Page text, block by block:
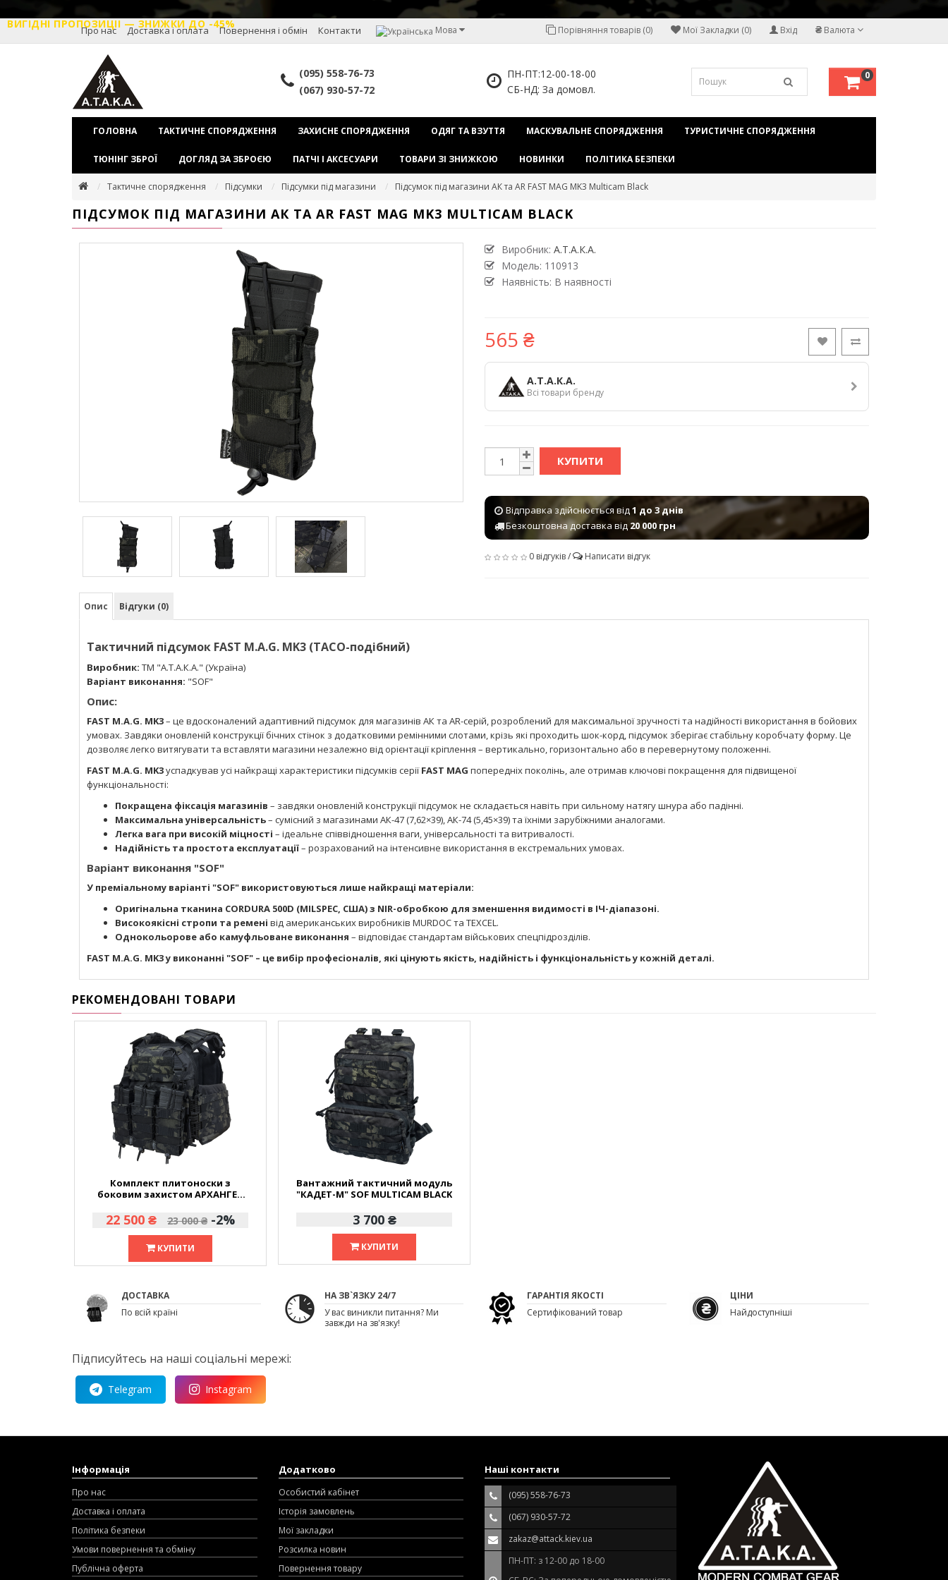
ВИГІДНІ ПРОПОЗИЦІІ — ЗНИЖКИ ДО -45%
Про нас Доставка і оплата Повернення і обмін Контакти ₴ Валюта
Мова Вхід
Мої Закладки (0)
Порівняння товарів (0)
(095) 558-76-73
(067) 930-57-72
ПН-ПТ:12-00-18-00
СБ-НД: За домовл.
0
ГОЛОВНА ТАКТИЧНЕ СПОРЯДЖЕННЯ ЗАХИСНЕ СПОРЯДЖЕННЯ ОДЯГ ТА ВЗУТТЯ МАСКУВАЛЬНЕ СПОРЯДЖЕННЯ ТУРИСТИЧНЕ СПОРЯДЖЕННЯ
ТЮНІНГ ЗБРОЇ ДОГЛЯД ЗА ЗБРОЄЮ ПАТЧІ І АКСЕСУАРИ ТОВАРИ ЗІ ЗНИЖКОЮ НОВИНКИ ПОЛІТИКА БЕЗПЕКИ
Тактичне спорядження Підсумки Підсумки під магазини Підсумок під магазини АК та AR FAST MAG MK3 Multicam Black
ПІДСУМОК ПІД МАГАЗИНИ АК ТА AR FAST MAG MK3 MULTICAM BLACK
Виробник: А.Т.А.К.А.
Модель: 110913
Наявність: В наявності
565 ₴
А.Т.А.К.А.
Всі товари бренду
КУПИТИ
Відправка здійснюється від1 до 3 днів
Безкоштовна доставка від 20 000 грн
0 відгуків/ Написати відгук
Опис Відгуки (0)
Тактичний підсумок FAST M.A.G. MK3 (TACO-подібний)
Виробник: ТМ "А.Т.А.К.А." (Україна)
Варіант виконання: "SOF"
Опис:
FAST M.A.G. MK3– це вдосконалений адаптивний підсумок для магазинів АК та AR-серій, розроблений для максимальної зручності та надійності використання в бойових
умовах. Завдяки оновленій конструкції бічних стінок з додатковими ремінними слотами, крізь які проходить шок-корд, підсумок зберігає стабільну коробчату форму. Це
дозволяє легко витягувати та вставляти магазини незалежно від орієнтації кріплення – вертикально, горизонтально або в перевернутому положенні.
FAST M.A.G. MK3успадкував усі найкращі характеристики підсумків серіїFAST MAG попередніх поколінь, але отримав ключові покращення для підвищеної
функціональності:
Покращена фіксація магазинів – завдяки оновленій конструкції підсумок не складається навіть при сильному натягу шнура або падінні.
Максимальна універсальність– сумісний з магазинами АК-47 (7,62×39), АК-74 (5,45×39) та їхніми зарубіжними аналогами.
Легка вага при високій міцності – ідеальне співвідношення ваги, універсальності та витривалості.
Надійність та простота експлуатації– розрахований на інтенсивне використання в екстремальних умовах.
Варіант виконання "SOF"
У преміальному варіанті "SOF" використовуються лише найкращі матеріали:
Оригінальна тканина CORDURA 500D (MILSPEC, США) з NIR-обробкою для зменшення видимості в ІЧ-діапазоні.
Високоякісні стропи та ремені від американських виробників MURDOC та TEXCEL.
Однокольорове або камуфльоване виконання – відповідає стандартам військових спецпідрозділів.
FAST M.A.G. MK3 у виконанні "SOF" – це вибір професіоналів, які цінують якість, надійність і функціональність у кожній деталі.
РЕКОМЕНДОВАНІ ТОВАРИ
Комплект плитоноски з
боковим захистом АРХАНГЕЛ
22 500 ₴ 23 000 ₴ -2%
КУПИТИ
Вантажний тактичний модуль
"КАДЕТ-М" SOF MULTICAM BLACK
3 700 ₴
КУПИТИ
ДОСТАВКА
По всій країні
НА ЗВ`ЯЗКУ 24/7
У вас виникли питання? Ми
завжди на зв'язку!
ГАРАНТІЯ ЯКОСТІ
Сертифікований товар
ЦІНИ
Найдоступніші
Підписуйтесь на наші соціальні мережі:
Telegram Instagram
Інформація
Про нас
Доставка і оплата
Політика безпеки
Умови повернення та обміну
Публічна оферта
Додатково
Особистий кабінет
Історія замовлень
Мої закладки
Розсилка новин
Повернення товару
Наші контакти
(095) 558-76-73
(067) 930-57-72
zakaz@attack.kiev.ua
ПН-ПТ: з 12-00 до 18-00